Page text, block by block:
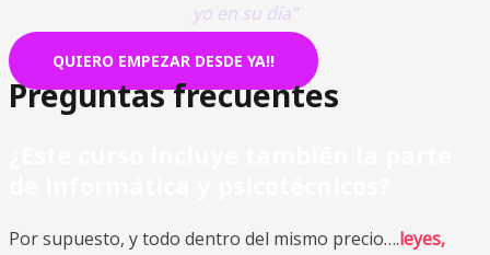
yo en su día”
QUIERO EMPEZAR DESDE YA!!
Preguntas frecuentes
Por supuesto, y todo dentro del mismo precio….leyes,